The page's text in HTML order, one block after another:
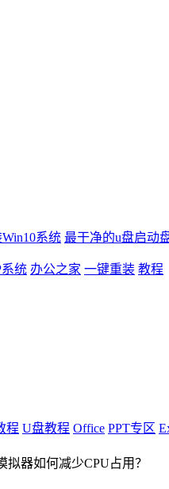
系统 最干净的u盘启动
统 办公之家 一键重装 教程
程 U盘教程 Office PPT专区
拟器如何减少CPU占用？